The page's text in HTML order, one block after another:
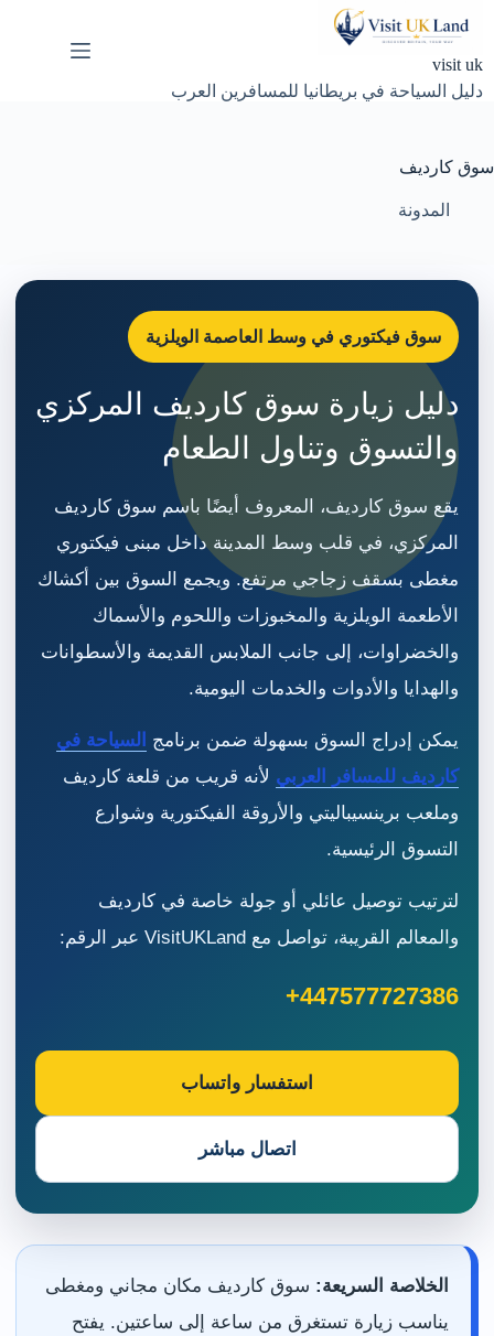
visit uk
دليل السياحة في بريطانيا للمسافرين العرب
سوق كارديف
المدونة
سوق فيكتوري في وسط العاصمة الويلزية
دليل زيارة سوق كارديف المركزي
والتسوق وتناول الطعام
يقع سوق كارديف، المعروف أيضًا باسم سوق كارديف
المركزي، في قلب وسط المدينة داخل مبنى فيكتوري
مغطى بسقف زجاجي مرتفع. ويجمع السوق بين أكشاك
الأطعمة الويلزية والمخبوزات واللحوم والأسماك
والخضراوات، إلى جانب الملابس القديمة والأسطوانات
والهدايا والأدوات والخدمات اليومية.
يمكن إدراج السوق بسهولة ضمن برنامج السياحة في
كارديف للمسافر العربي لأنه قريب من قلعة كارديف
وملعب برينسيباليتي والأروقة الفيكتورية وشوارع
التسوق الرئيسية.
لترتيب توصيل عائلي أو جولة خاصة في كارديف
والمعالم القريبة، تواصل مع VisitUKLand عبر الرقم:
+447577727386
استفسار واتساب
اتصال مباشر
الخلاصة السريعة: سوق كارديف مكان مجاني ومغطى
يناسب زيارة تستغرق من ساعة إلى ساعتين. يفتح